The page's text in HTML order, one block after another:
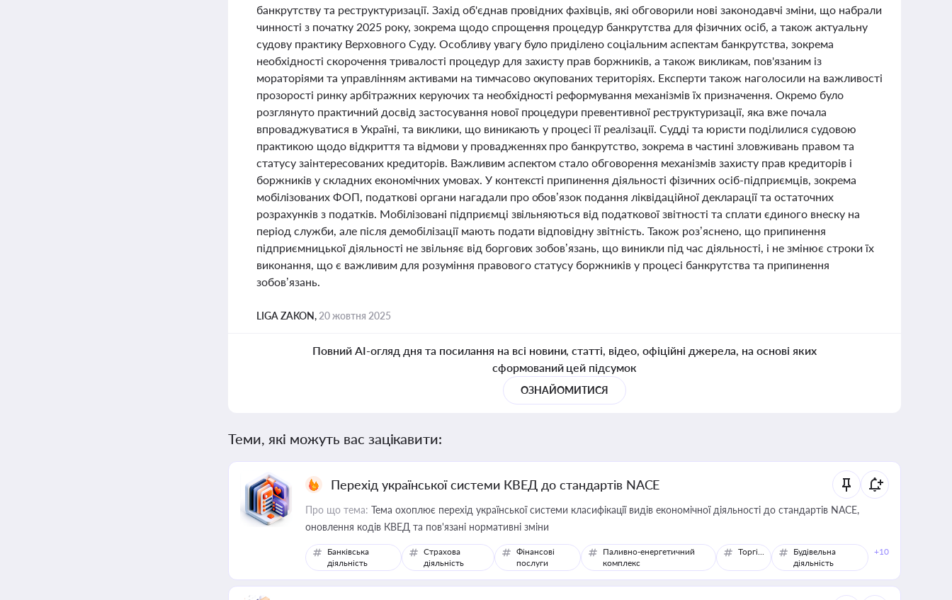
банкрутству та реструктуризації. Захід об'єднав провідних фахівців, які обговорили нові законодавчі зміни, що набрали
чинності з початку 2025 року, зокрема щодо спрощення процедур банкрутства для фізичних осіб, а також актуальну
судову практику Верховного Суду. Особливу увагу було приділено соціальним аспектам банкрутства, зокрема
необхідності скорочення тривалості процедур для захисту прав боржників, а також викликам, пов'язаним із
мораторіями та управлінням активами на тимчасово окупованих територіях. Експерти також наголосили на важливості
прозорості ринку арбітражних керуючих та необхідності реформування механізмів їх призначення. Окремо було
розглянуто практичний досвід застосування нової процедури превентивної реструктуризації, яка вже почала
впроваджуватися в Україні, та виклики, що виникають у процесі її реалізації. Судді та юристи поділилися судовою
практикою щодо відкриття та відмови у провадженнях про банкрутство, зокрема в частині зловживань правом та
статусу заінтересованих кредиторів. Важливим аспектом стало обговорення механізмів захисту прав кредиторів і
боржників у складних економічних умовах. У контексті припинення діяльності фізичних осіб-підприємців, зокрема
мобілізованих ФОП, податкові органи нагадали про обов’язок подання ліквідаційної декларації та остаточних
розрахунків з податків. Мобілізовані підприємці звільняються від податкової звітності та сплати єдиного внеску на
період служби, але після демобілізації мають подати відповідну звітність. Також роз’яснено, що припинення
підприємницької діяльності не звільняє від боргових зобов’язань, що виникли під час діяльності, і не змінює строки їх
виконання, що є важливим для розуміння правового статусу боржників у процесі банкрутства та припинення
зобов’язань.
LIGA ZAKON, 20 жовтня 2025
Повний AI-огляд дня та посилання на всі новини, статті, відео, офіційні джерела, на основі яких
сформований цей підсумок
ОЗНАЙОМИТИСЯ
Теми, які можуть вас зацікавити:
Перехід української системи КВЕД до стандартів NACE
Про що тема: Тема охоплює перехід української системи класифікації видів економічної діяльності до стандартів NACE,
оновлення кодів КВЕД та пов'язані нормативні зміни
Банківська
діяльність
Страхова
діяльність
Фінансові
послуги
Паливно-енергетичний
комплекс
Торгівля
Будівельна
діяльність
+10